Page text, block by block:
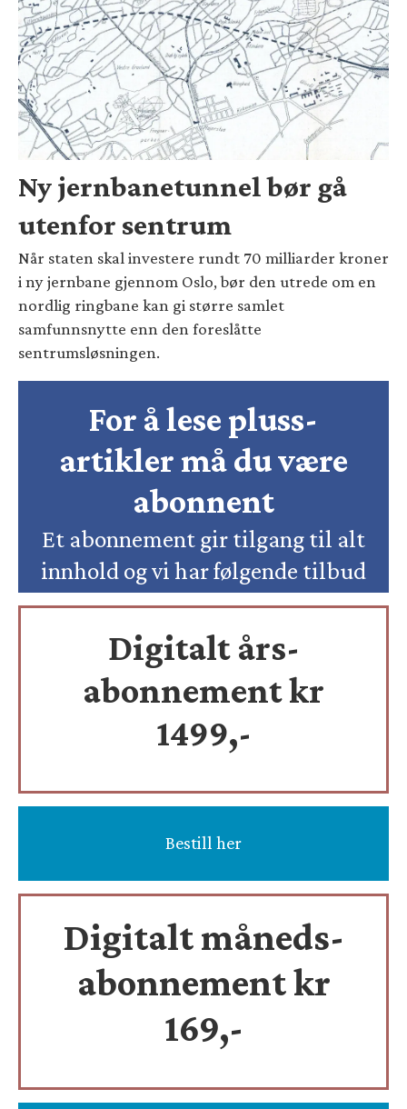
Ny jernbanetunnel bør gå
utenfor sentrum
Når staten skal investere rundt 70 milliarder kroner
i ny jernbane gjennom Oslo, bør den utrede om en
nordlig ringbane kan gi større samlet
samfunnsnytte enn den foreslåtte
sentrumsløsningen.
For å lese pluss-
artikler må du være
abonnent
Et abonnement gir tilgang til alt
innhold og vi har følgende tilbud
Digitalt års-
abonnement kr
1499,-
Bestill her
Digitalt måneds-
abonnement kr
169,-